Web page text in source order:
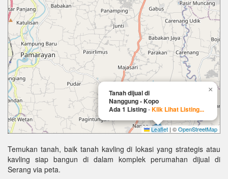
Tanah dijual di
Nanggung - Kopo
Ada 1 Listing-Klik Lihat Listing...
×
Leaflet | ©OpenStreetMap
Temukan tanah, baik tanah kavling di lokasi yang strategis atau
kavling siap bangun di dalam komplek perumahan dijual di
Serang via peta.